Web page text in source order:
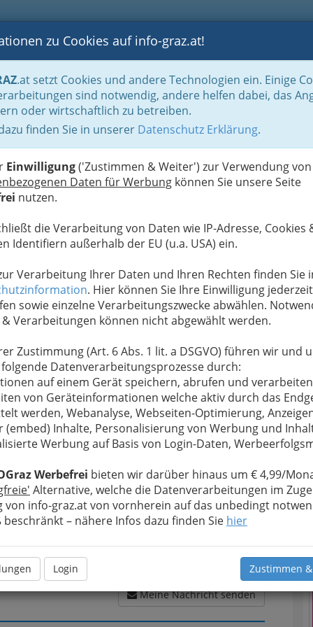
BLOGS FOTOS GASTRONOMIE BRANCHEN
zu Cookies auf info-graz.at!
.at setzt Cookies und andere Technologien ein. Einige
sind notwendig, andere helfen dabei, das
oder wirtschaftlich zu betreiben.
finden Sie in unserer Datenschutz Erklärung.
Einwilligung('Zustimmen & Weiter') zur Verwendung von
Daten für Werbung können Sie unsere Seite
nutzen.
die Verarbeitung von Daten wie IP-Adresse, Cookies
Identifiern außerhalb der EU (u.a. USA) ein.
Verarbeitung Ihrer Daten und Ihren Rechten finden Sie
. Hier können Sie Ihre Einwilligung jederzeit
sowie einzelne Verarbeitungszwecke abwählen.
& Verarbeitungen können nicht abgewählt werden.
Zustimmung (Art. 6 Abs. 1 lit. a DSGVO) führen wir und
Datenverarbeitungsprozesse durch:
auf einem Gerät speichern, abrufen und
von Geräteinformationen welche aktiv durch das
werden, Webanalyse, Webseiten-Optimierung,
(embed) Inhalte, Personalisierung von Werbung und
Werbung auf Basis von Login-Daten,
Werbefrei bieten wir darüber hinaus um € 4,99/
Alternative, welche die Datenverarbeitungen im
von info-graz.at von vornherein auf das unbedingt
beschränkt – nähere Infos dazu finden Sie hier
Login Zustimmen
Immobilienbüros, Immobilienmakler, Immobilienverwalter und
bewahren, verwenden wir an dieser Stelle zur
Ihre Nachricht wird nach dem Absenden
AG weitergeleitet.
Meine Nachricht
Meine Nachricht senden